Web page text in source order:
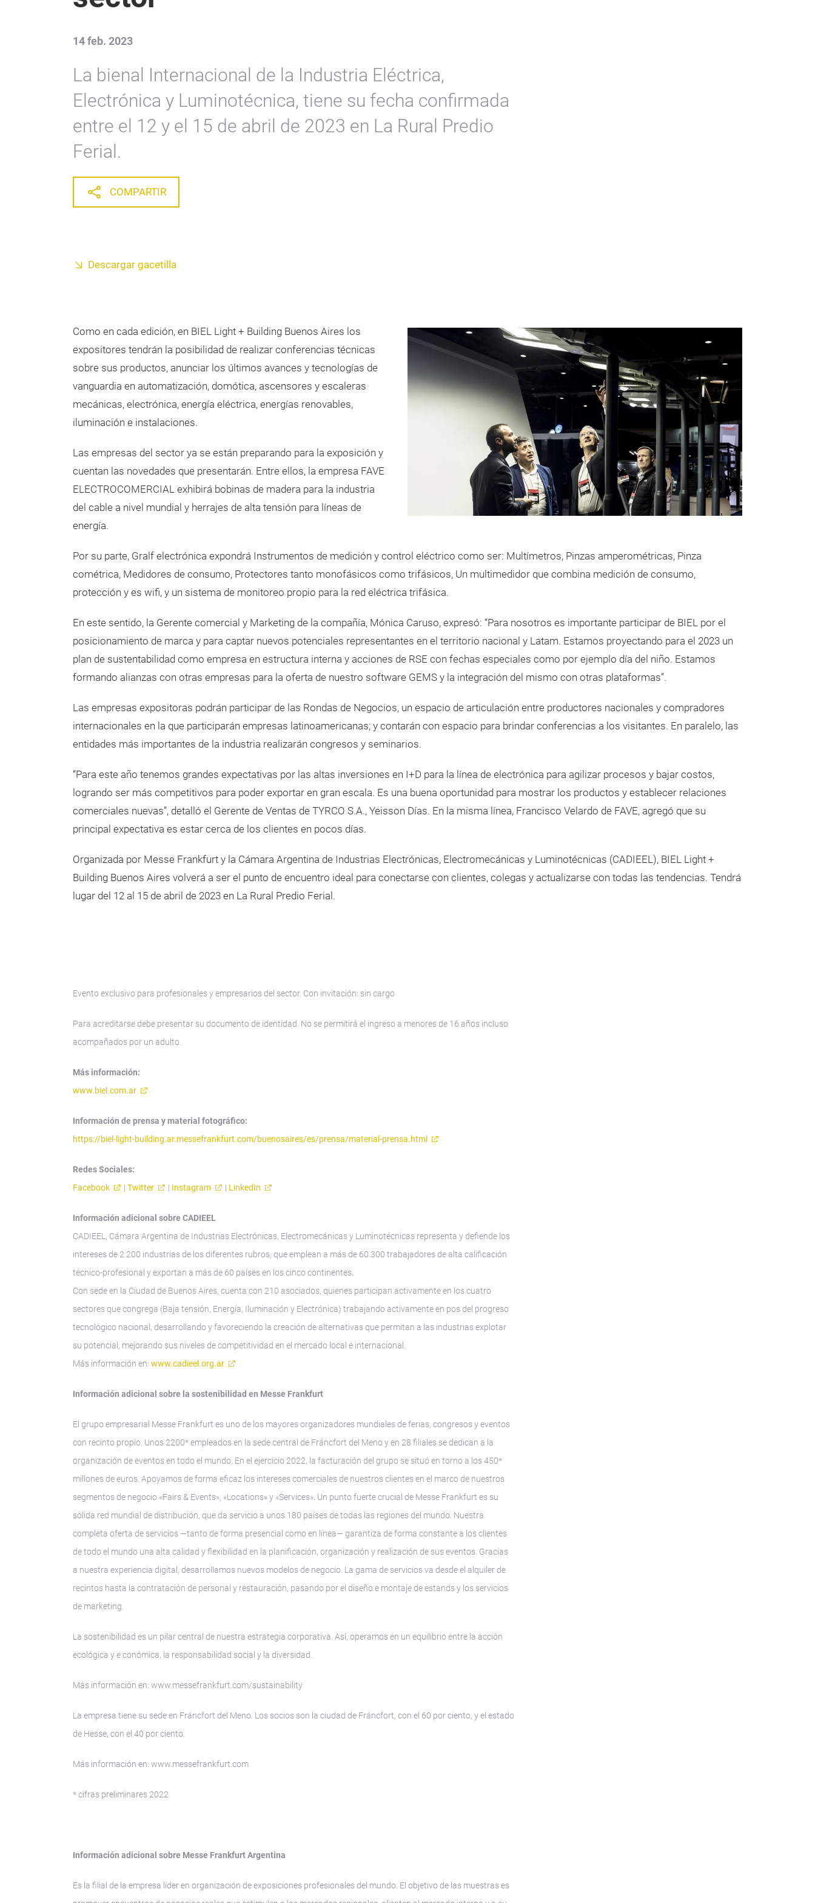
14 feb. 2023
La bienal Internacional de la Industria Eléctrica,
Electrónica y Luminotécnica, tiene su fecha confirmada
entre el 12 y el 15 de abril de 2023 en La Rural Predio
Ferial.
COMPARTIR
Descargar gacetilla
Como en cada edición, en BIEL Light + Building Buenos Aires los
expositores tendrán la posibilidad de realizar conferencias técnicas
sobre sus productos, anunciar los últimos avances y tecnologías de
vanguardia en automatización, domótica, ascensores y escaleras
mecánicas, electrónica, energía eléctrica, energías renovables,
iluminación e instalaciones.
Las empresas del sector ya se están preparando para la exposición y
cuentan las novedades que presentarán. Entre ellos, la empresa FAVE
ELECTROCOMERCIAL exhibirá bobinas de madera para la industria
del cable a nivel mundial y herrajes de alta tensión para líneas de
energía.
Por su parte, Gralf electrónica expondrá Instrumentos de medición y control eléctrico como ser: Multímetros, Pinzas amperométricas, Pinza
cométrica, Medidores de consumo, Protectores tanto monofásicos como trifásicos, Un multimedidor que combina medición de consumo,
protección y es wifi, y un sistema de monitoreo propio para la red eléctrica trifásica.
En este sentido, la Gerente comercial y Marketing de la compañía, Mónica Caruso, expresó: “Para nosotros es importante participar de BIEL por el
posicionamiento de marca y para captar nuevos potenciales representantes en el territorio nacional y Latam. Estamos proyectando para el 2023 un
plan de sustentabilidad como empresa en estructura interna y acciones de RSE con fechas especiales como por ejemplo día del niño. Estamos
formando alianzas con otras empresas para la oferta de nuestro software GEMS y la integración del mismo con otras plataformas”.
Las empresas expositoras podrán participar de las Rondas de Negocios, un espacio de articulación entre productores nacionales y compradores
internacionales en la que participarán empresas latinoamericanas; y contarán con espacio para brindar conferencias a los visitantes. En paralelo, las
entidades más importantes de la industria realizarán congresos y seminarios.
“Para este año tenemos grandes expectativas por las altas inversiones en I+D para la línea de electrónica para agilizar procesos y bajar costos,
logrando ser más competitivos para poder exportar en gran escala. Es una buena oportunidad para mostrar los productos y establecer relaciones
comerciales nuevas”, detalló el Gerente de Ventas de TYRCO S.A., Yeisson Días. En la misma línea, Francisco Velardo de FAVE, agregó que su
principal expectativa es estar cerca de los clientes en pocos días.
Organizada por Messe Frankfurt y la Cámara Argentina de Industrias Electrónicas, Electromecánicas y Luminotécnicas (CADIEEL), BIEL Light +
Building Buenos Aires volverá a ser el punto de encuentro ideal para conectarse con clientes, colegas y actualizarse con todas las tendencias. Tendrá
lugar del 12 al 15 de abril de 2023 en La Rural Predio Ferial.
Evento exclusivo para profesionales y empresarios del sector. Con invitación: sin cargo
Para acreditarse debe presentar su documento de identidad. No se permitirá el ingreso a menores de 16 años incluso
acompañados por un adulto.
Más información:
www.biel.com.ar
Información de prensa y material fotográfico:
https://biel-light-building.ar.messefrankfurt.com/buenosaires/es/prensa/material-prensa.html
Redes Sociales:
Facebook
| Twitter | Instagram | LinkedIn
Información adicional sobre CADIEEL
CADIEEL, Cámara Argentina de Industrias Electrónicas, Electromecánicas y Luminotécnicas representa y defiende los
intereses de 2.200 industrias de los diferentes rubros, que emplean a más de 60.300 trabajadores de alta calificación
técnico-profesional y exportan a más de 60 países en los cinco continentes.
Con sede en la Ciudad de Buenos Aires, cuenta con 210 asociados, quienes participan activamente en los cuatro
sectores que congrega (Baja tensión, Energía, Iluminación y Electrónica) trabajando activamente en pos del progreso
tecnológico nacional, desarrollando y favoreciendo la creación de alternativas que permitan a las industrias explotar
su potencial, mejorando sus niveles de competitividad en el mercado local e internacional.
Más información en: www.cadieel.org.ar
Información adicional sobre la sostenibilidad en Messe Frankfurt
El grupo empresarial Messe Frankfurt es uno de los mayores organizadores mundiales de ferias, congresos y eventos
con recinto propio. Unos 2200* empleados en la sede central de Fráncfort del Meno y en 28 filiales se dedican a la
organización de eventos en todo el mundo. En el ejercicio 2022, la facturación del grupo se situó en torno a los 450*
millones de euros. Apoyamos de forma eficaz los intereses comerciales de nuestros clientes en el marco de nuestros
segmentos de negocio «Fairs & Events», «Locations» y «Services». Un punto fuerte crucial de Messe Frankfurt es su
sólida red mundial de distribución, que da servicio a unos 180 países de todas las regiones del mundo. Nuestra
completa oferta de servicios —tanto de forma presencial como en línea— garantiza de forma constante a los clientes
de todo el mundo una alta calidad y flexibilidad en la planificación, organización y realización de sus eventos. Gracias
a nuestra experiencia digital, desarrollamos nuevos modelos de negocio. La gama de servicios va desde el alquiler de
recintos hasta la contratación de personal y restauración, pasando por el diseño e montaje de estands y los servicios
de marketing.
La sostenibilidad es un pilar central de nuestra estrategia corporativa. Así, operamos en un equilibrio entre la acción
ecológica y e conómica, la responsabilidad social y la diversidad.
Más información en: www.messefrankfurt.com/sustainability
La empresa tiene su sede en Fráncfort del Meno. Los socios son la ciudad de Fráncfort, con el 60 por ciento, y el estado
de Hesse, con el 40 por ciento.
Más información en: www.messefrankfurt.com
* cifras preliminares 2022
Información adicional sobre Messe Frankfurt Argentina
Es la filial de la empresa líder en organización de exposiciones profesionales del mundo. El objetivo de las muestras es